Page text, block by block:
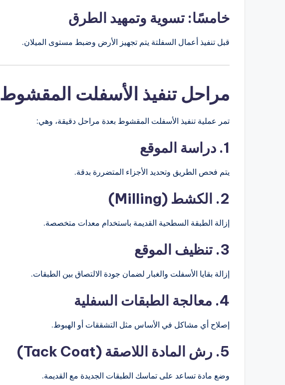
خامسًا: تسوية وتمهيد الطرق
قبل تنفيذ أعمال السفلتة يتم تجهيز الأرض وضبط مستوى الميلان.
مراحل تنفيذ الأسفلت المقشوط
تمر عملية تنفيذ الأسفلت المقشوط بعدة مراحل دقيقة، وهي:
1. دراسة الموقع
يتم فحص الطريق وتحديد الأجزاء المتضررة بدقة.
2. الكشط (Milling)
إزالة الطبقة السطحية القديمة باستخدام معدات متخصصة.
3. تنظيف الموقع
إزالة بقايا الأسفلت والغبار لضمان جودة الالتصاق بين الطبقات.
4. معالجة الطبقات السفلية
إصلاح أي مشاكل في الأساس مثل التشققات أو الهبوط.
5. رش المادة اللاصقة (Tack Coat)
وضع مادة تساعد على تماسك الطبقات الجديدة مع القديمة.